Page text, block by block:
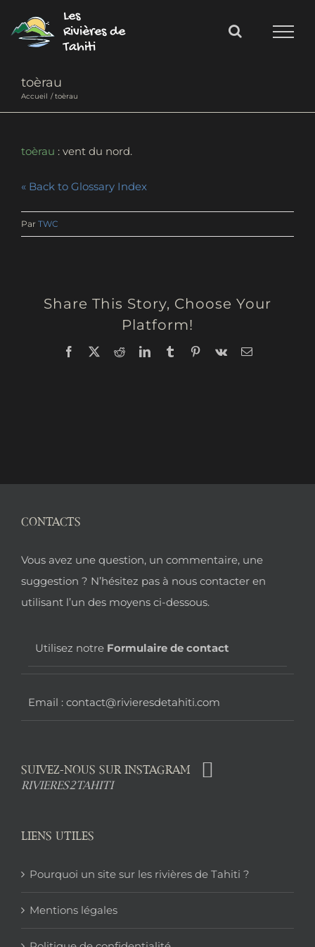
au
contenu
Les
Rivières de
Tahiti
toèrau
Accueil toèrau
toèrau : vent du nord.
« Back to Glossary Index
Par TWC
Share This Story, Choose Your
Platform!
Facebook
X RedditLinkedInTumblrPinterest
Vk Email
Pied
de
page
CONTACTS
Vous avez une question, un commentaire, une
suggestion ? N’hésitez pas à nous contacter en
utilisant l’un des moyens ci-dessous.
Utilisez notre Formulaire de contact
Email : contact@rivieresdetahiti.com
SUIVEZ-NOUS SUR INSTAGRAM
RIVIERES2TAHITI
LIENS UTILES
Pourquoi un site sur les rivières de Tahiti ?
Mentions légales